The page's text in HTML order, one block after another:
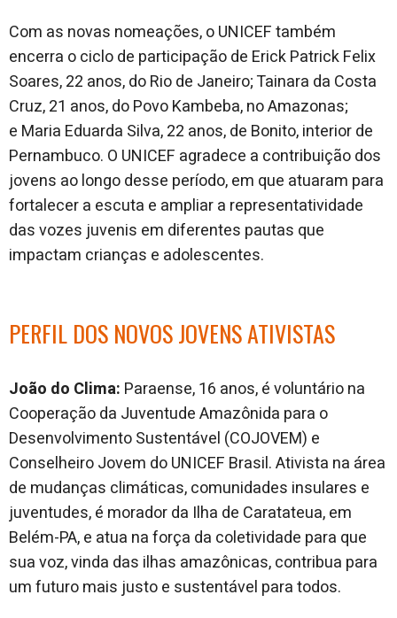
Com as novas nomeações, o UNICEF também
encerra o ciclo de participação de Erick Patrick Felix
Soares, 22 anos, do Rio de Janeiro; Tainara da Costa
Cruz, 21 anos, do Povo Kambeba, no Amazonas;
e Maria Eduarda Silva, 22 anos, de Bonito, interior de
Pernambuco. O UNICEF agradece a contribuição dos
jovens ao longo desse período, em que atuaram para
fortalecer a escuta e ampliar a representatividade
das vozes juvenis em diferentes pautas que
impactam crianças e adolescentes.
PERFIL DOS NOVOS JOVENS ATIVISTAS
João do Clima: Paraense, 16 anos, é voluntário na
Cooperação da Juventude Amazônida para o
Desenvolvimento Sustentável (COJOVEM) e
Conselheiro Jovem do UNICEF Brasil. Ativista na área
de mudanças climáticas, comunidades insulares e
juventudes, é morador da Ilha de Caratateua, em
Belém-PA, e atua na força da coletividade para que
sua voz, vinda das ilhas amazônicas, contribua para
um futuro mais justo e sustentável para todos.​